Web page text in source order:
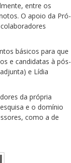
entre os
O apoio da Pró-
básicos para que
e candidatas à pós-
e Lídia
da própria
e o domínio
como a de